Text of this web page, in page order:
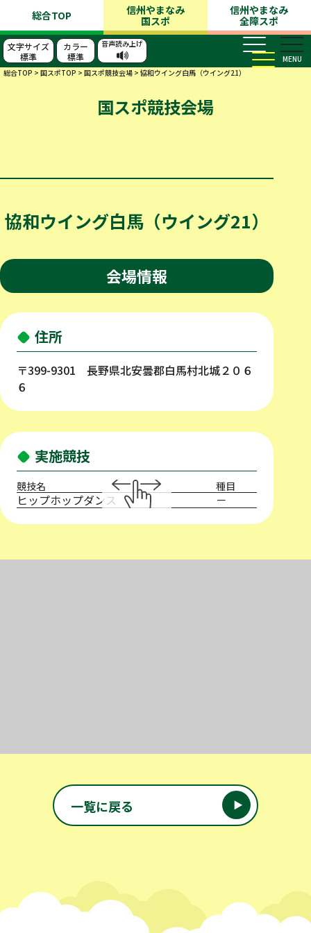
総合TOP
信州やまなみ
国スポ
信州やまなみ
全障スポ
文字サイズ
標準
カラー
標準
音声読み上げ
MENU
総合TOP > 国スポTOP > 国スポ競技会場 > 協和ウイング白馬（ウイング21）
国スポ競技会場
協和ウイング白馬（ウイング21）
会場情報
住所
〒399-9301 長野県北安曇郡白馬村北城２０６
６
実施競技
競技名 種目
ヒップホップダンス －
投稿ナビゲーション
一覧に戻る